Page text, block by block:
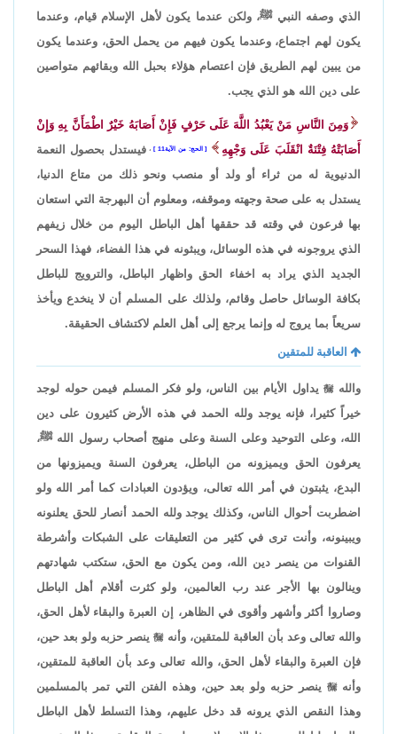
الذي وصفه النبي ﷺ، ولكن عندما يكون لأهل الإسلام قيام، وعندما
يكون لهم اجتماع، وعندما يكون فيهم من يحمل الحق، وعندما يكون
من يبين لهم الطريق فإن اعتصام هؤلاء بحبل الله وبقائهم متواصين
على دين الله هو الذي يجب.
وَمِنَ النَّاسِ مَنْ يَعْبُدُ اللَّهَ عَلَى حَرْفٍ فَإِنْ أَصَابَهُ خَيْرٌ اطْمَأَنَّ بِهِ وَإِنْ
أَصَابَتْهُ فِتْنَةٌ انْقَلَبَ عَلَى وَجْهِهِ
الحج: من الآية11 ،فيستدل بحصول النعمة
الدنيوية له من ثراء أو ولد أو منصب ونحو ذلك من متاع الدنيا،
يستدل به على صحة وجهته وموقفه، ومعلوم أن البهرجة التي استعان
بها فرعون في وقته قد حققها أهل الباطل اليوم من خلال زيفهم
الذي يروجونه في هذه الوسائل، ويبثونه في هذا الفضاء، فهذا السحر
الجديد الذي يراد به اخفاء الحق واظهار الباطل، والترويج للباطل
بكافة الوسائل حاصل وقائم، ولذلك على المسلم أن لا ينخدع ويأخذ
سريعاً بما يروج له وإنما يرجع إلى أهل العلم لاكتشاف الحقيقة.
العاقبة للمتقين
واللهيداول الأيام بين الناس، ولو فكر المسلم فيمن حوله لوجد
خيراً كثيرا، فإنه يوجد ولله الحمد في هذه الأرض كثيرون على دين
الله، وعلى التوحيد وعلى السنة وعلى منهج أصحاب رسول الله ﷺ،
يعرفون الحق ويميزونه من الباطل، يعرفون السنة ويميزونها من
البدع، يثبتون في أمر الله تعالى، ويؤدون العبادات كما أمر الله ولو
اضطربت أحوال الناس، وكذلك يوجد ولله الحمد أنصار للحق يعلنونه
ويبينونه، وأنت ترى في كثير من التعليقات على الشبكات وأشرطة
القنوات من ينصر دين الله، ومن يكون مع الحق، ستكتب شهادتهم
وينالون بها الأجر عند رب العالمين، ولو كثرت أقلام أهل الباطل
وصاروا أكثر وأشهر وأقوى في الظاهر، إن العبرة والبقاء لأهل الحق،
والله تعالى وعد بأن العاقبة للمتقين، وأنهينصر حزبه ولو بعد حين،
فإن العبرة والبقاء لأهل الحق، والله تعالى وعد بأن العاقبة للمتقين،
وأنه ينصر حزبه ولو بعد حين، وهذه الفتن التي تمر بالمسلمين
وهذا النقص الذي يرونه قد دخل عليهم، وهذا التسلط لأهل الباطل